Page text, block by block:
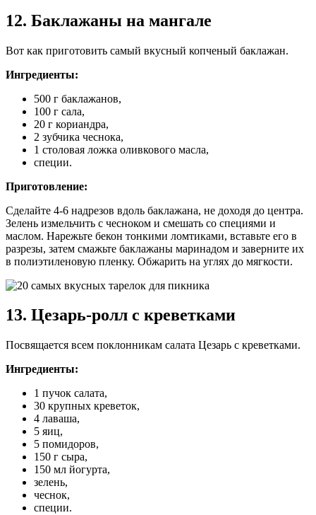
12. Баклажаны на мангале
Вот как приготовить самый вкусный копченый баклажан.
Ингредиенты:
500 г баклажанов,
100 г сала,
20 г кориандра,
2 зубчика чеснока,
1 столовая ложка оливкового масла,
специи.
Приготовление:
Сделайте 4-6 надрезов вдоль баклажана, не доходя до центра.
Зелень измельчить с чесноком и смешать со специями и
маслом. Нарежьте бекон тонкими ломтиками, вставьте его в
разрезы, затем смажьте баклажаны маринадом и заверните их
в полиэтиленовую пленку. Обжарить на углях до мягкости.
13. Цезарь-ролл с креветками
Посвящается всем поклонникам салата Цезарь с креветками.
Ингредиенты:
1 пучок салата,
30 крупных креветок,
4 лаваша,
5 яиц,
5 помидоров,
150 г сыра,
150 мл йогурта,
зелень,
чеснок,
специи.